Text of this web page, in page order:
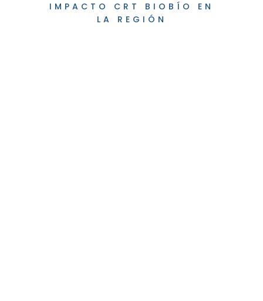
IMPACTO CRT BIOBÍO EN
LA REGIÓN